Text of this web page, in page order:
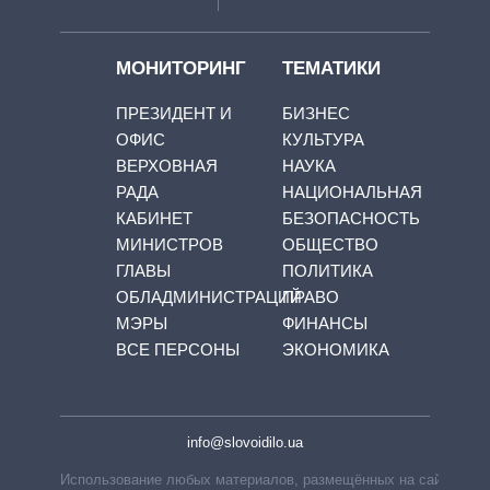
МОНИТОРИНГ
ПРЕЗИДЕНТ И
ОФИС
ВЕРХОВНАЯ
РАДА
КАБИНЕТ
МИНИСТРОВ
ГЛАВЫ
ОБЛАДМИНИСТРАЦИЙ
МЭРЫ
ВСЕ ПЕРСОНЫ
ТЕМАТИКИ
БИЗНЕС
КУЛЬТУРА
НАУКА
НАЦИОНАЛЬНАЯ
БЕЗОПАСНОСТЬ
ОБЩЕСТВО
ПОЛИТИКА
ПРАВО
ФИНАНСЫ
ЭКОНОМИКА
info@slovoidilo.ua
Использование любых материалов, размещённых на сайте,